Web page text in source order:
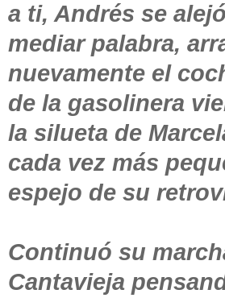
a ti, Andrés se
mediar palabra,
nuevamente el
de la gasolinera
la silueta de
cada vez más
espejo de su
Continuó su
Cantavieja